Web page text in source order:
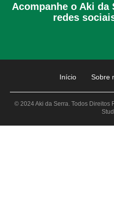
Acompanhe o Aki da
redes
Início Sobre
© 2024 Aki da Serra. Todos Direitos